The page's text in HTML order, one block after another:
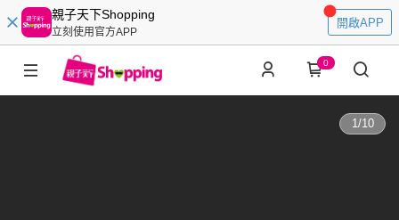
親子天下Shopping
立刻使用官方APP
開啟APP
0
1/10